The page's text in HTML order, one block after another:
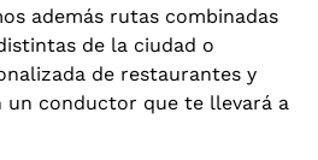
además rutas combinadas
de la ciudad o
de restaurantes y
un conductor que te llevará a